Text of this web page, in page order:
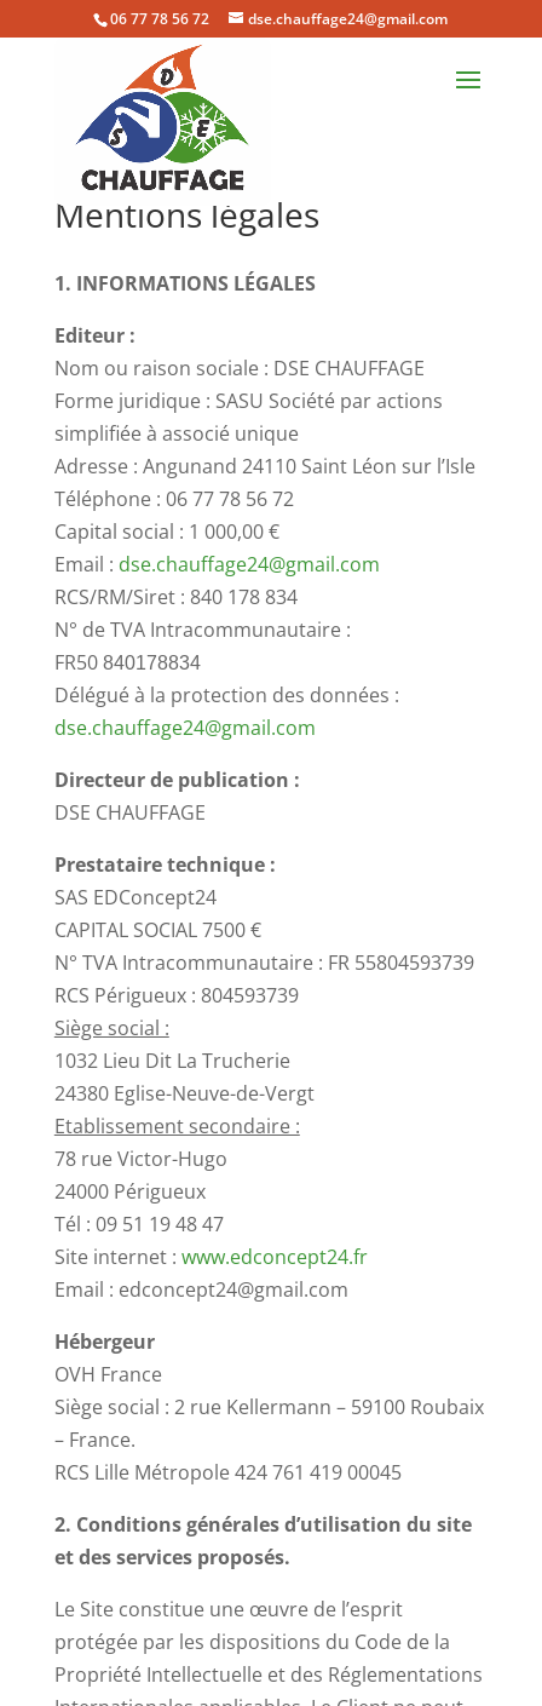
06 77 78 56 72 dse.chauffage24@gmail.com
Mentions légales
1. INFORMATIONS LÉGALES
Editeur :
Nom ou raison sociale : DSE CHAUFFAGE
Forme juridique : SASU Société par actions
simplifiée à associé unique
Adresse : Angunand 24110 Saint Léon sur l’Isle
Téléphone : 06 77 78 56 72
Capital social : 1 000,00 €
Email : dse.chauffage24@gmail.com
RCS/RM/Siret : 840 178 834
N° de TVA Intracommunautaire :
FR50 840178834
Délégué à la protection des données :
dse.chauffage24@gmail.com
Directeur de publication :
DSE CHAUFFAGE
Prestataire technique :
SAS EDConcept24
CAPITAL SOCIAL 7500 €
N° TVA Intracommunautaire : FR 55804593739
RCS Périgueux : 804593739
Siège social :
1032 Lieu Dit La Trucherie
24380 Eglise-Neuve-de-Vergt
Etablissement secondaire :
78 rue Victor-Hugo
24000 Périgueux
Tél : 09 51 19 48 47
Site internet : www.edconcept24.fr
Email : edconcept24@gmail.com
Hébergeur
OVH France
Siège social : 2 rue Kellermann – 59100 Roubaix
– France.
RCS Lille Métropole 424 761 419 00045
2. Conditions générales d’utilisation du site
et des services proposés.
Le Site constitue une œuvre de l’esprit
protégée par les dispositions du Code de la
Propriété Intellectuelle et des Réglementations